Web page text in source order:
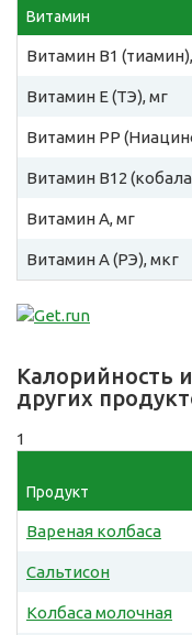
Витамин
Витамин B1
Витамин E (ТЭ), мг
Витамин PP
Витамин B12
Витамин A, мг
Витамин A (РЭ), мкг
Калорийность
других
1
Продукт
Вареная колбаса
Сальтисон
Колбаса молочная